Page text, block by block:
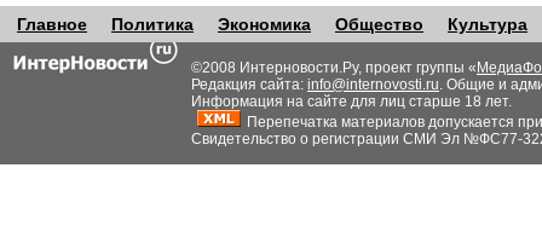
Главное Политика Экономика Общество Культура
©2008 Интерновости.Ру, проект группы «
Редакция сайта: info@internovosti.ru. Общие и
Информация на сайте для лиц старше 18 лет.
Перепечатка материалов допускается
Свидетельство о регистрации СМИ Эл №ФС77-